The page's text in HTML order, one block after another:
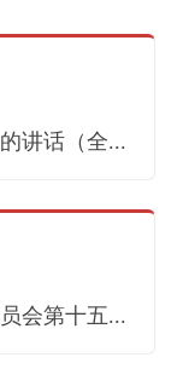
讲话（全...
会第十五...